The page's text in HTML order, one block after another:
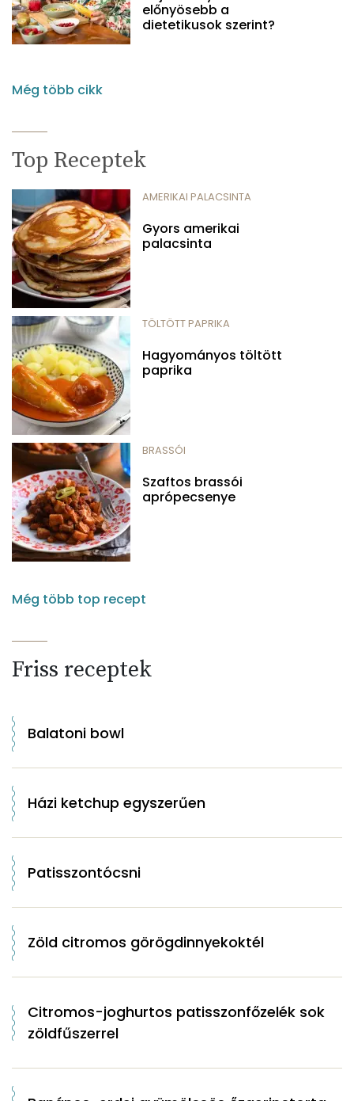
előnyösebb a
dietetikusok szerint?
Még több cikk
Top Receptek
AMERIKAI PALACSINTA
Gyors amerikai
palacsinta
TÖLTÖTT PAPRIKA
Hagyományos töltött
paprika
BRASSÓI
Szaftos brassói
aprópecsenye
Még több top recept
Friss receptek
Balatoni bowl
Házi ketchup egyszerűen
Patisszontócsni
Zöld citromos görögdinnyekoktél
Citromos-joghurtos patisszonfőzelék sok
zöldfűszerrel